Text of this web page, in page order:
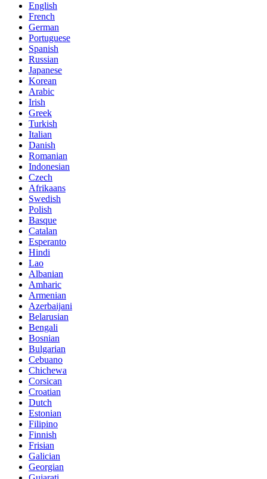
English
French
German
Portuguese
Spanish
Russian
Japanese
Korean
Arabic
Irish
Greek
Turkish
Italian
Danish
Romanian
Indonesian
Czech
Afrikaans
Swedish
Polish
Basque
Catalan
Esperanto
Hindi
Lao
Albanian
Amharic
Armenian
Azerbaijani
Belarusian
Bengali
Bosnian
Bulgarian
Cebuano
Chichewa
Corsican
Croatian
Dutch
Estonian
Filipino
Finnish
Frisian
Galician
Georgian